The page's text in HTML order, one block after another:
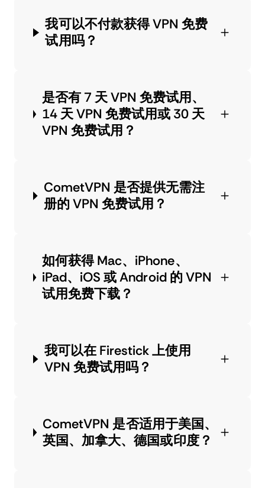
我可以不付款获得 VPN 免费
试用吗？
是否有 7 天 VPN 免费试用、
14 天 VPN 免费试用或 30 天
VPN 免费试用？
CometVPN 是否提供无需注
册的 VPN 免费试用？
如何获得 Mac、iPhone、
iPad、iOS 或 Android 的 VPN
试用免费下载？
我可以在 Firestick 上使用
VPN 免费试用吗？
CometVPN 是否适用于美国、
英国、加拿大、德国或印度？